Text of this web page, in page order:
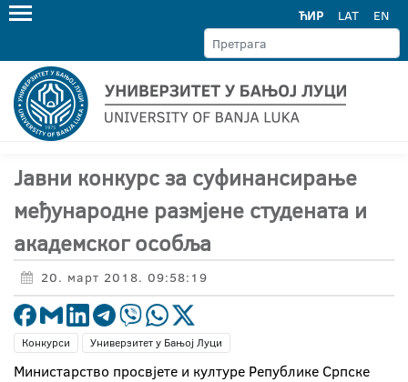
ЋИР LAT EN
Јавни конкурс за суфинансирање
међународне размјене студената и
академског особља
20. март 2018. 09:58:19
Конкурси Универзитет у Бањој Луци
Министарство просвјете и културе Републике Српске